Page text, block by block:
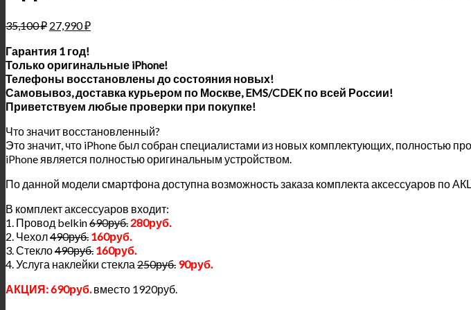
35,100₽ 27,990₽
Гарантия 1 год!
Только оригинальные iPhone!
Телефоны восстановлены до состояния новых!
Самовывоз, доставка курьером по Москве, EMS/CDEK по всей России!
Приветствуем любые проверки при покупке!
Что значит восстановленный?
Это значит, что iPhone был собран специалистами из новых комплектующих, полностью
iPhone является полностью оригинальным устройством.
По данной модели смартфона доступна возможность заказа комплекта аксессуаров по
В комплект аксессуаров входит:
1. Провод belkin690руб. 280руб.
2. Чехол490руб. 160руб.
3. Стекло490руб. 160руб.
4. Услуга наклейки стекла 250руб. 90руб.
АКЦИЯ: 690руб.вместо 1920руб.